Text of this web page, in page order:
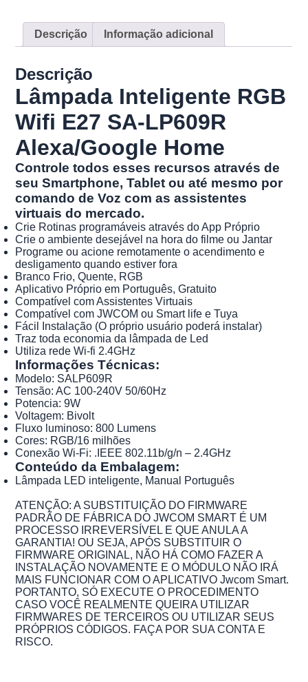
Descrição Informação adicional
Descrição
Lâmpada Inteligente RGB
Wifi E27 SA-LP609R
Alexa/Google Home
Controle todos esses recursos através de
seu Smartphone, Tablet ou até mesmo por
comando de Voz com as assistentes
virtuais do mercado.
Crie Rotinas programáveis através do App Próprio
Crie o ambiente desejável na hora do filme ou Jantar
Programe ou acione remotamente o acendimento e
desligamento quando estiver fora
Branco Frio, Quente, RGB
Aplicativo Próprio em Português, Gratuito
Compatível com Assistentes Virtuais
Compatível com JWCOM ou Smart life e Tuya
Fácil Instalação (O próprio usuário poderá instalar)
Traz toda economia da lâmpada de Led
Utiliza rede Wi-fi 2.4GHz
Informações Técnicas:
Modelo: SALP609R
Tensão: AC 100-240V 50/60Hz
Potencia: 9W
Voltagem: Bivolt
Fluxo luminoso: 800 Lumens
Cores: RGB/16 milhões
Conexão Wi-Fi: .IEEE 802.11b/g/n – 2.4GHz
Conteúdo da Embalagem:
Lâmpada LED inteligente, Manual Português
ATENÇÃO: A SUBSTITUIÇÃO DO FIRMWARE
PADRÃO DE FÁBRICA DO JWCOM SMART É UM
PROCESSO IRREVERSÍVEL E QUE ANULA A
GARANTIA! OU SEJA, APÓS SUBSTITUIR O
FIRMWARE ORIGINAL, NÃO HÁ COMO FAZER A
INSTALAÇÃO NOVAMENTE E O MÓDULO NÃO IRÁ
MAIS FUNCIONAR COM O APLICATIVO Jwcom Smart.
PORTANTO, SÓ EXECUTE O PROCEDIMENTO
CASO VOCÊ REALMENTE QUEIRA UTILIZAR
FIRMWARES DE TERCEIROS OU UTILIZAR SEUS
PRÓPRIOS CÓDIGOS. FAÇA POR SUA CONTA E
RISCO.